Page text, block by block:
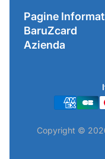
Pagine
Contatti
Termini & Condizioni
BaruZcard
Chi-sono
Scopri il Negozio
Azienda
Indirizzo Negozio:
19021 Arcola (SP)
P.IVA.: 01520250117
Copyright ©